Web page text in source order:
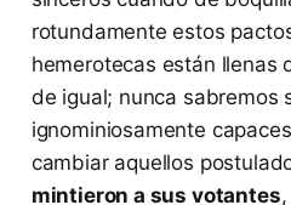
rotundamente estos
hemerotecas están llenas
de igual; nunca sabremos
ignominiosamente
cambiar aquellos
mintieron a sus votantes